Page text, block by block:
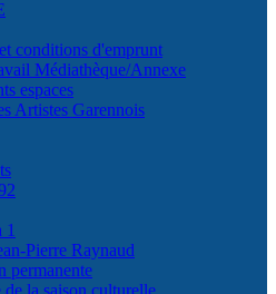
conditions d'emprunt
Médiathèque/Annexe
espaces
Artistes Garennois
1
Pierre Raynaud
permanente
de la saison culturelle